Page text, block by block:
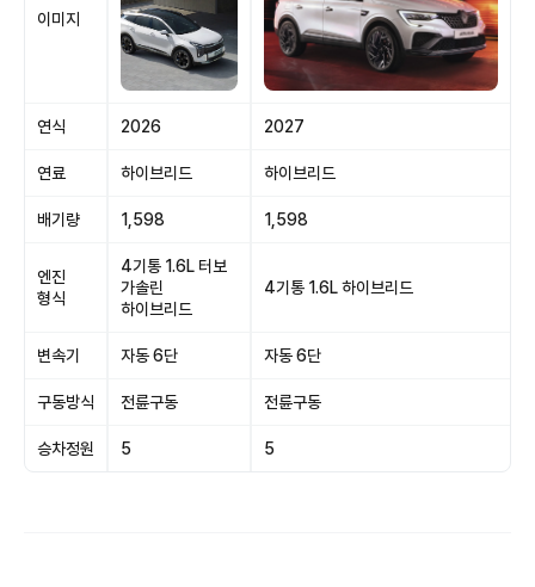
이미지
연식 2026 2027
연료 하이브리드 하이브리드
배기량 1,598 1,598
엔진
형식
4기통 1.6L 터보
가솔린
하이브리드
4기통 1.6L 하이브리드
변속기 자동 6단 자동 6단
구동방식 전륜구동 전륜구동
승차정원 5 5